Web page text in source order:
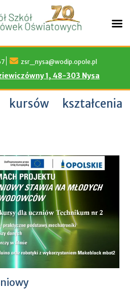
zsr_nysa@wodip.opole.pl
1, 48-303 Nysa
kształcenia